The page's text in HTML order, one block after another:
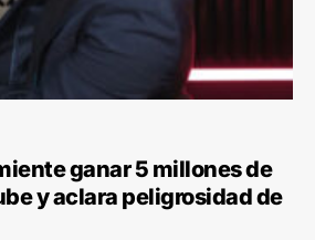
ganar 5 millones de
y aclara peligrosidad de